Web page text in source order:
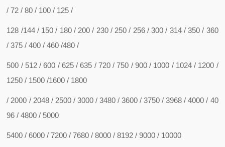
/ 72 / 80 / 100 / 125 /
128 /144 / 150 / 180 / 200 / 230 / 250 / 256 / 300 / 314 / 350 / 360
/ 375 / 400 / 460 /480 /
500 / 512 / 600 / 625 / 635 / 720 / 750 / 900 / 1000 / 1024 / 1200 /
1250 / 1500 /1600 / 1800
/ 2000 / 2048 / 2500 / 3000 / 3480 / 3600 / 3750 / 3968 / 4000 / 40
96 / 4800 / 5000
5400 / 6000 / 7200 / 7680 / 8000 / 8192 / 9000 / 10000